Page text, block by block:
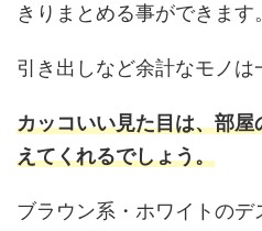
きりまとめる事ができます。
引き出しなど余計なモノは
カッコいい見た目は、部
えてくれるでしょう。
ブラウン系・ホワイトの